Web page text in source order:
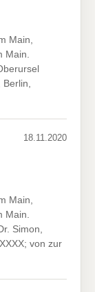
Main,
Main.
18.11.2020
Main,
Main.
Simon,
von zur